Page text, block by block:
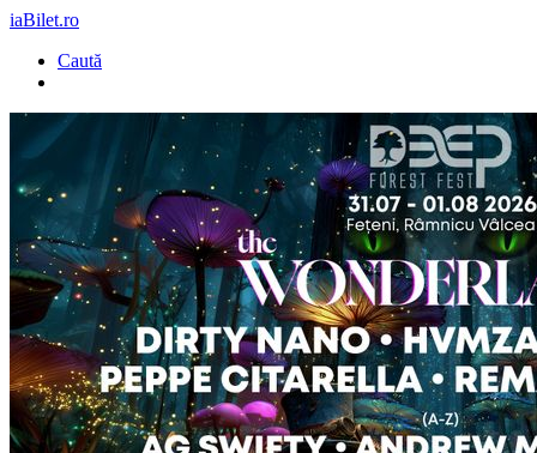
iaBilet.ro
Caută